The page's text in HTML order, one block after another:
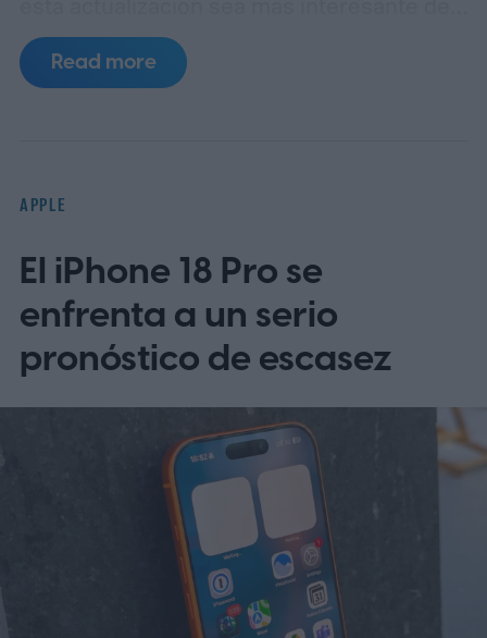
lo que su pequeño número de versión
sugiere. Las notas de seguridad de Apple
Read more
APPLE
El iPhone 18 Pro se
enfrenta a un serio
pronóstico de escasez